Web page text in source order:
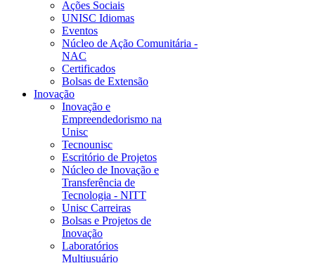
Ações Sociais
UNISC Idiomas
Eventos
Núcleo de Ação Comunitária -
NAC
Certificados
Bolsas de Extensão
Inovação
Inovação e
Empreendedorismo na
Unisc
Tecnounisc
Escritório de Projetos
Núcleo de Inovação e
Transferência de
Tecnologia - NITT
Unisc Carreiras
Bolsas e Projetos de
Inovação
Laboratórios
Multiusuário